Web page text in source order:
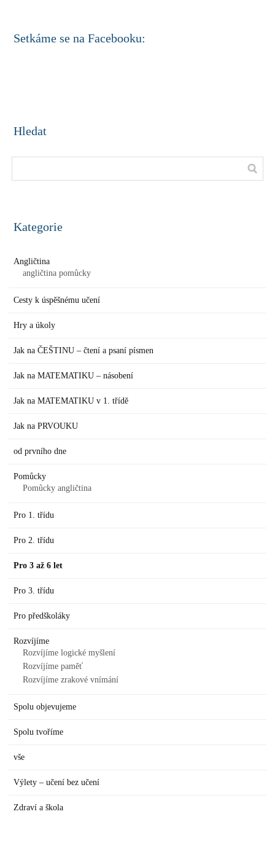
Setkáme se na Facebooku:
Hledat
Kategorie
Angličtina
angličtina pomůcky
Cesty k úspěšnému učení
Hry a úkoly
Jak na ČEŠTINU – čtení a psaní písmen
Jak na MATEMATIKU – násobení
Jak na MATEMATIKU v 1. třídě
Jak na PRVOUKU
od prvního dne
Pomůcky
Pomůcky angličtina
Pro 1. třídu
Pro 2. třídu
Pro 3 až 6 let
Pro 3. třídu
Pro předškoláky
Rozvíjíme
Rozvíjíme logické myšlení
Rozvíjíme paměť
Rozvíjíme zrakové vnímání
Spolu objevujeme
Spolu tvoříme
vše
Výlety – učení bez učení
Zdraví a škola